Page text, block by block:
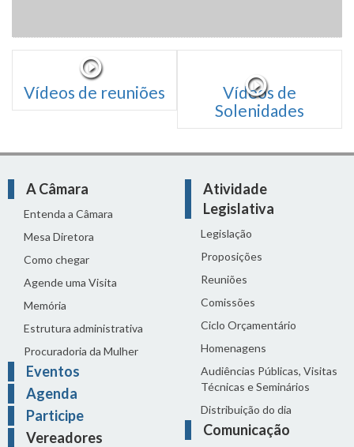
Vídeos de reuniões
Vídeos de
Solenidades
A Câmara
Entenda a Câmara
Mesa Diretora
Como chegar
Agende uma Visita
Memória
Estrutura administrativa
Procuradoria da Mulher
Eventos
Agenda
Participe
Vereadores
Atividade
Legislativa
Legislação
Proposições
Reuniões
Comissões
Ciclo Orçamentário
Homenagens
Audiências Públicas, Visitas
Técnicas e Seminários
Distribuição do dia
Comunicação